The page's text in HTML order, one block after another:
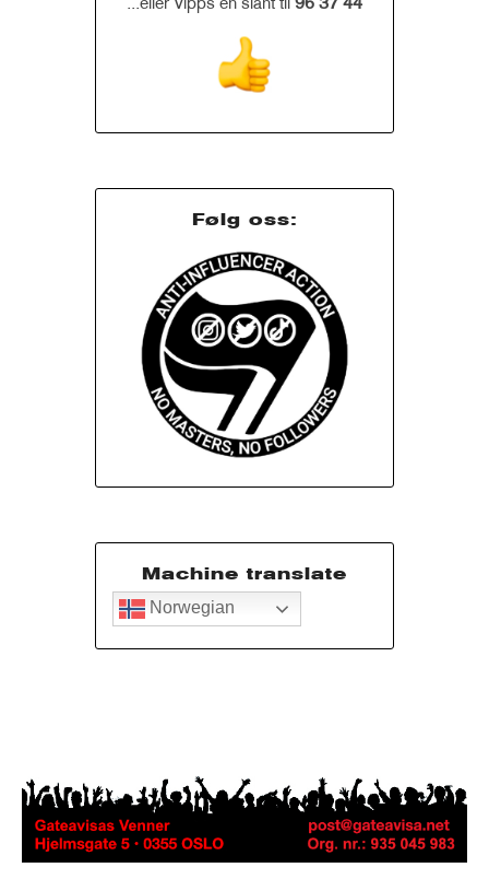
...eller Vipps en slant til 96 37 44
Følg oss:
Machine translate
Norwegian